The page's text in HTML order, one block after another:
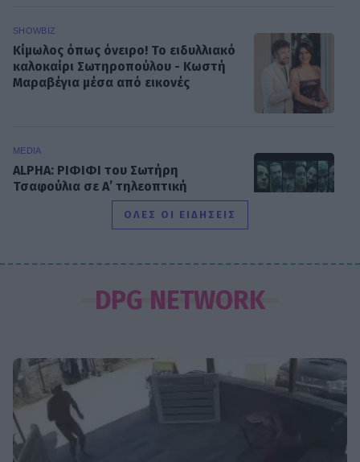
SHOWBIZ
Κίμωλος όπως όνειρο! Το ειδυλλιακό
καλοκαίρι Σωτηροπούλου - Κωστή
Μαραβέγια μέσα από εικονές
MEDIA
ALPHA: ΡΙΦΙΦΙ του Σωτήρη
Τσαφούλια σε Α’ τηλεοπτική
προβολή - Η επίσημη ανακοίνωση
ΣΚΑΪ: Ανακοίνωσε την ολοκλήρωση
της συνεργασίας με τον Γρηγόρη
SHOWBIZ
«Με ζύγισες ρε φίλε» - H
«πληρωμένη» απάντηση της
Πετρογιάννη σε follower μετά από
σχόλιο
ΟΛΕΣ ΟΙ ΕΙΔΗΣΕΙΣ
DPG NETWORK